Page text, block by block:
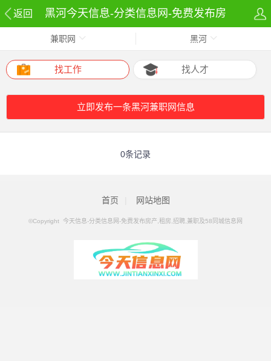
返回 黑河今天信息-分类信息网-免费发布房
产,租房,招聘,兼职及58同城信息网兼职
网网
兼职网 黑河
找工作 找人才
立即发布一条黑河兼职网信息
0条记录
首页 网站地图
©Copyright 今天信息-分类信息网-免费发布房产,租房,招聘,兼职及58同城信息网